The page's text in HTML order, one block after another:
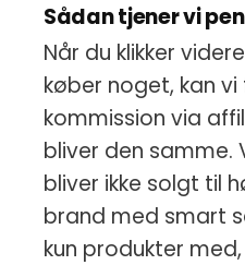
Sådan tjener vi
Når du klikker
køber noget, kan vi
kommission via
bliver den samme.
bliver ikke solgt til
brand med smart
kun produkter